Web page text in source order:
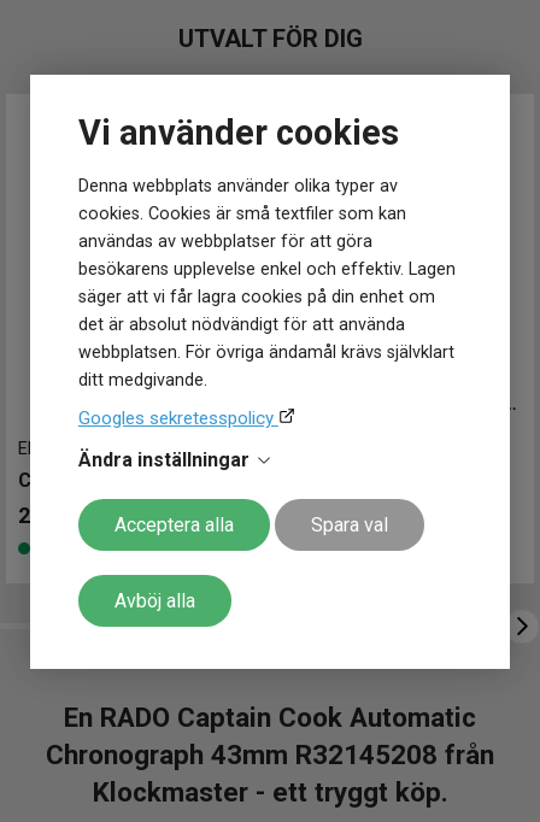
Vi använder cookies
Denna webbplats använder olika typer av
cookies. Cookies är små textfiler som kan
användas av webbplatser för att göra
besökarens upplevelse enkel och effektiv. Lagen
säger att vi får lagra cookies på din enhet om
det är absolut nödvändigt för att använda
webbplatsen. För övriga ändamål krävs självklart
ditt medgivande.
Googles sekretesspolicy
Ändra inställningar
Acceptera alla Spara val
Avböj alla
30 ATM / 300 m
Safir
Datum
Ja
Tidtagning
Ja
UTVALT FÖR DIG
EFB-700D-2AVUEF 45 mm
2 299 kr
Finns i lager
CASIO Edifice Chronograph 45mm
Finns i lager
En RADO Captain Cook Automatic
Chronograph 43mm R32145208 från
Klockmaster - ett tryggt köp.